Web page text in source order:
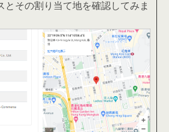
とその割り当て地を確認してみま